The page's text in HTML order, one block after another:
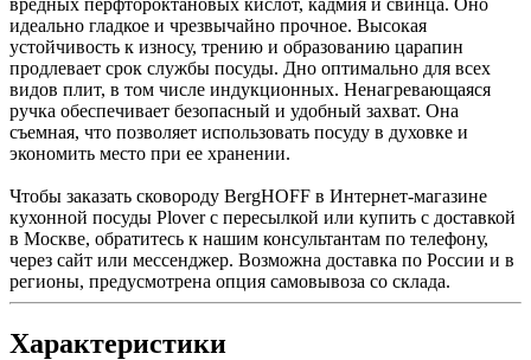
идеально гладкое и чрезвычайно прочное. Высокая
устойчивость к износу, трению и образованию царапин
продлевает срок службы посуды. Дно оптимально для всех
видов плит, в том числе индукционных. Ненагревающаяся
ручка обеспечивает безопасный и удобный захват. Она
съемная, что позволяет использовать посуду в духовке и
экономить место при ее хранении.
Чтобы заказать сковороду BergHOFF в Интернет-магазине
кухонной посуды Plover с пересылкой или купить с доставкой
в Москве, обратитесь к нашим консультантам по телефону,
через сайт или мессенджер. Возможна доставка по России и в
регионы, предусмотрена опция самовывоза со склада.
Характеристики